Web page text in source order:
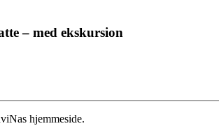
– med ekskursion
hjemmeside.